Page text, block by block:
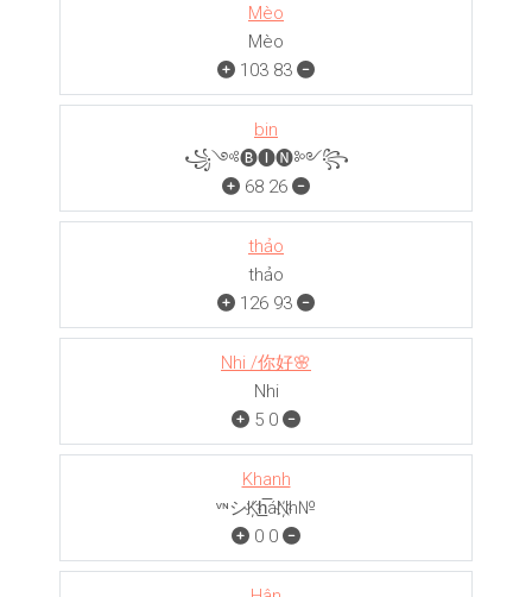
Mèo
Mèo
103 83
bin
꧁༺🅑🅘🅝༻꧂
68 26
thảo
thảo
126 93
Nhi /你好🌸
Nhi
5 0
Khanh
ᵛᶰシK҉h̲̅áN҉h№
0 0